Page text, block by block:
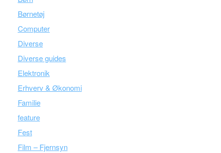
Børnetøj
Computer
Diverse
Diverse guides
Elektronik
Erhverv & Økonomi
Familie
feature
Fest
Film – Fjernsyn